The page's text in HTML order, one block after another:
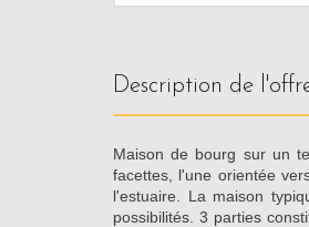
description de
Maison de bourg sur un
facettes, l'une orientée
l'estuaire. La maison
possibilités. 3 parties